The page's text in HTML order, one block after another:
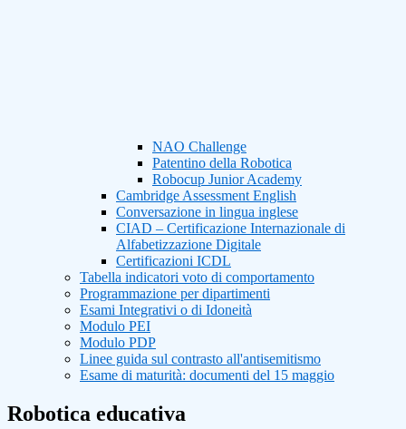
NAO Challenge
Patentino della Robotica
Robocup Junior Academy
Cambridge Assessment English
Conversazione in lingua inglese
CIAD – Certificazione Internazionale di
Alfabetizzazione Digitale
Certificazioni ICDL
Tabella indicatori voto di comportamento
Programmazione per dipartimenti
Esami Integrativi o di Idoneità
Modulo PEI
Modulo PDP
Linee guida sul contrasto all'antisemitismo
Esame di maturità: documenti del 15 maggio
Robotica educativa